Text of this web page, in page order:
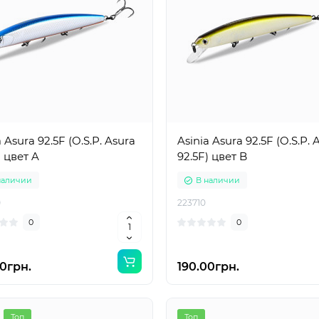
100051
1300.00грн.
92.5F (O.S.P. Asura
цвет A
0
Asinia Asura 92.5F (O.S.P.
92.5F) цвет B
В наличии
223710
0
190.00грн.
Топ Топ